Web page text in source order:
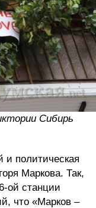
Сибирь
и политическая
Маркова. Так,
ой станции
что «Марков –